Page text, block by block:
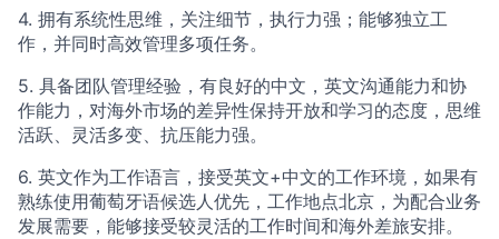
4. 拥有系统性思维，关注细节，执行力强；能够独立工
作，并同时高效管理多项任务。
5. 具备团队管理经验，有良好的中文，英文沟通能力和协
作能力，对海外市场的差异性保持开放和学习的态度，思维
活跃、灵活多变、抗压能力强。
6. 英文作为工作语言，接受英文+中文的工作环境，如果有
熟练使用葡萄牙语候选人优先，工作地点北京，为配合业务
发展需要，能够接受较灵活的工作时间和海外差旅安排。